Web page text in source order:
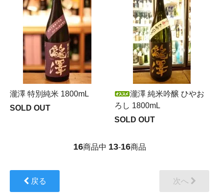
瀧澤 特別純米 1800mL
SOLD OUT
瀧澤 純米吟醸 ひやお
ろし 1800mL
SOLD OUT
16商品中 13-16商品
戻る 次へ